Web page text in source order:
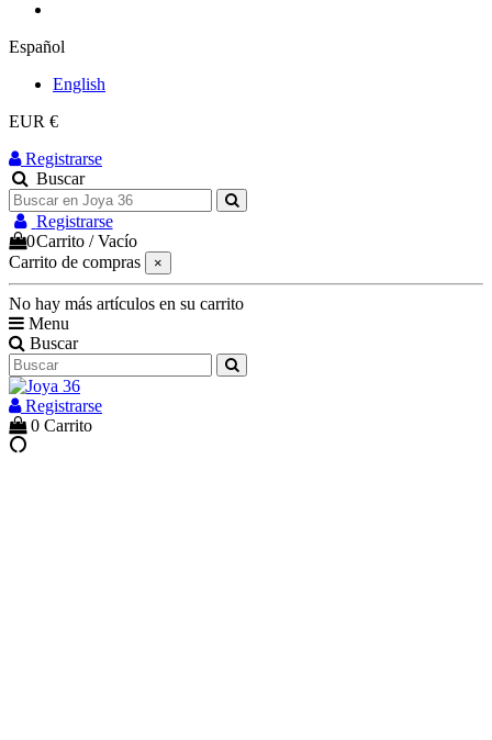
Español
English
EUR €
Registrarse
Buscar
Registrarse
0Carrito /Vacío
Carrito de compras
×
No hay más artículos en su carrito
Menu
Buscar
Registrarse
0 Carrito